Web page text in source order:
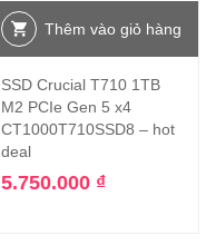
Thêm vào giỏ hàng
SSD Crucial T710 1TB
M2 PCIe Gen 5 x4
CT1000T710SSD8 – hot
deal
5.750.000 ₫